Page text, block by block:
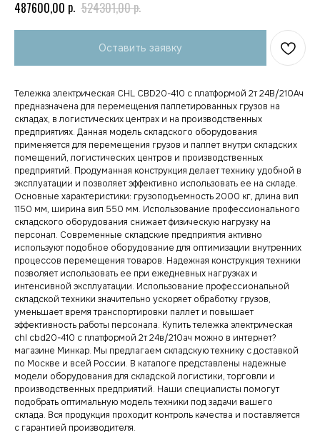
487600,00 р. 524301,00р.
Оставить заявку
Тележка электрическая CHL CBD20-410 с платформой 2т 24В/210Ач
предназначена для перемещения паллетированных грузов на
складах, в логистических центрах и на производственных
предприятиях. Данная модель складского оборудования
применяется для перемещения грузов и паллет внутри складских
помещений, логистических центров и производственных
предприятий. Продуманная конструкция делает технику удобной в
эксплуатации и позволяет эффективно использовать ее на складе.
Основные характеристики: грузоподъемность 2000 кг, длина вил
1150 мм, ширина вил 550 мм. Использование профессионального
складского оборудования снижает физическую нагрузку на
персонал. Современные складские предприятия активно
используют подобное оборудование для оптимизации внутренних
процессов перемещения товаров. Надежная конструкция техники
позволяет использовать ее при ежедневных нагрузках и
интенсивной эксплуатации. Использование профессиональной
складской техники значительно ускоряет обработку грузов,
уменьшает время транспортировки паллет и повышает
эффективность работы персонала. Купить тележка электрическая
chl cbd20-410 с платформой 2т 24в/210ач можно в интернет?
магазине Минкар. Мы предлагаем складскую технику с доставкой
по Москве и всей России. В каталоге представлены надежные
модели оборудования для складской логистики, торговли и
производственных предприятий. Наши специалисты помогут
подобрать оптимальную модель техники под задачи вашего
склада. Вся продукция проходит контроль качества и поставляется
с гарантией производителя.